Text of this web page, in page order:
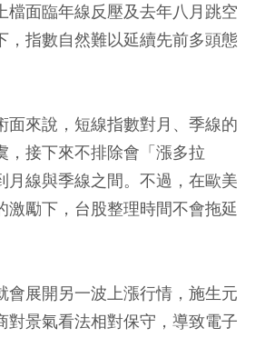
檔面臨年線反壓及去年八月跳空
，指數自然難以延續先前多頭態
面來說，短線指數對月、季線的
，接下來不排除會「漲多拉
月線與季線之間。不過，在歐美
激勵下，台股整理時間不會拖延
會展開另一波上漲行情，施生元
對景氣看法相對保守，導致電子